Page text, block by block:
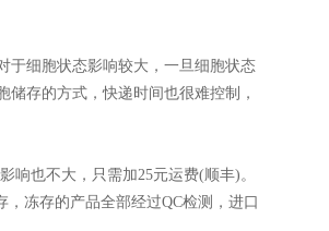
于细胞状态影响较大，一旦细胞状态
存的方式，快递时间也很难控制，
响也不大，只需加25元运费(顺丰)。
冻存的产品全部经过QC检测，进口